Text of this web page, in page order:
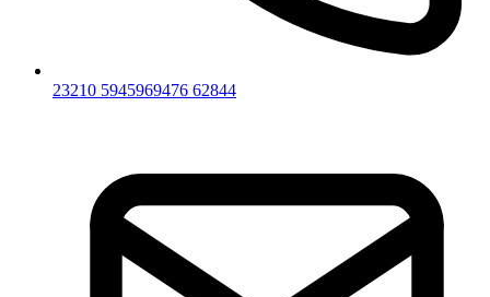
23210 5945969476 62844